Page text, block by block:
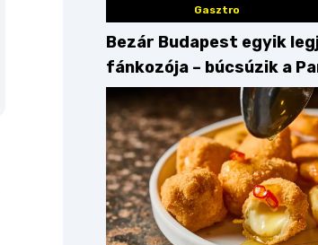
Gasztro
Bezár Budapest egyik
fánkozója – búcsúzik a